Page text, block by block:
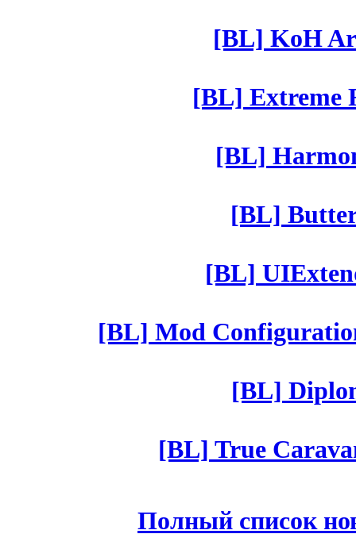
[BL] KoH
[BL] Extreme
[BL]
[BL]
[BL]
[BL] Mod
[BL]
[BL] True
Полный список